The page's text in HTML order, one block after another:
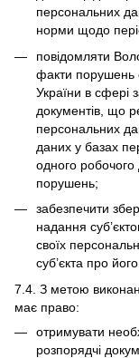
персональних
норми щодо
повідомляти
факти порушень
України в сфері
документів, що
персональних
даних у базах
одного
порушень;
забезпечити
надання
своїх
суб’єкта про
7.4. З метою
має право:
отримувати
розпорядчі